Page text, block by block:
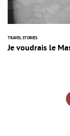
TRAVEL STORIES
Je voudrais le